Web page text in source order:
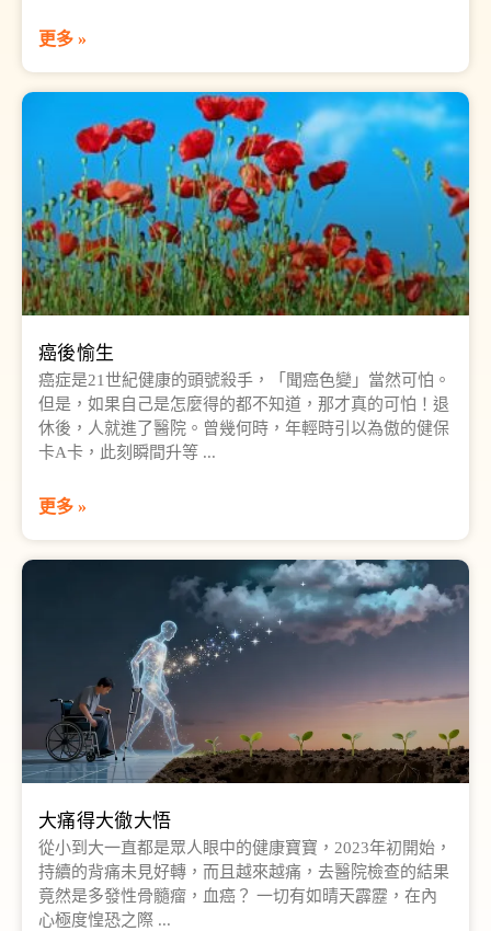
更多 »
癌後愉生
癌症是21世紀健康的頭號殺手，「聞癌色變」當然可怕。
但是，如果自己是怎麼得的都不知道，那才真的可怕！退
休後，人就進了醫院。曾幾何時，年輕時引以為傲的健保
卡A卡，此刻瞬間升等
更多 »
大痛得大徹大悟
從小到大一直都是眾人眼中的健康寶寶，2023年初開始，
持續的背痛未見好轉，而且越來越痛，去醫院檢查的結果
竟然是多發性骨髓瘤，血癌？ 一切有如晴天霹靂，在內
心極度惶恐之際